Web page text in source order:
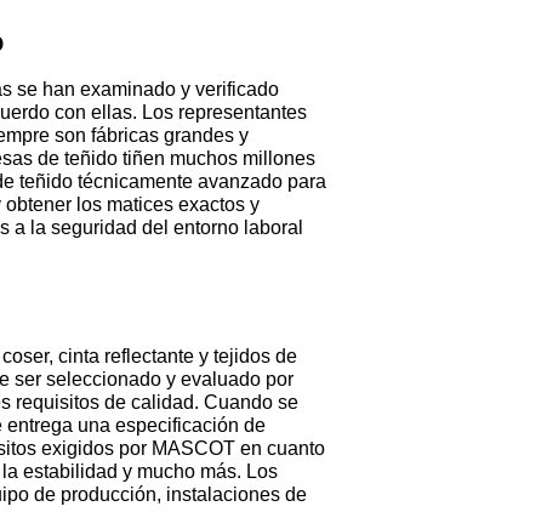
se han examinado y verificado
con ellas. Los representantes
son fábricas grandes y
de teñido tiñen muchos millones
teñido técnicamente avanzado para
los matices exactos y
a la seguridad del entorno laboral
cinta reflectante y tejidos de
ser seleccionado y evaluado por
requisitos de calidad. Cuando se
entrega una especificación de
exigidos por MASCOT en cuanto
estabilidad y mucho más. Los
de producción, instalaciones de